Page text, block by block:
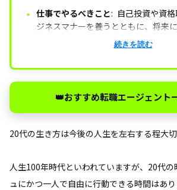
・ 仕事でやるべきこと: 自己投資や資
ジネスマナーを養うとともに、将来
画書」を作成するのも良いでしょう。
プライベートでやるべきこと 運動・
着け、趣味・恋愛・旅行などできる
力投球することがおすすめです。
20代は人生の分岐点 20代は時間的
す。
続きを読む
👑おすすめ転職エージェント
20代の生き方は今後の人生を左右する程大切
人生100年時代といわれていますが、20代
ュにかつ一人で自由に行動できる時間はあり